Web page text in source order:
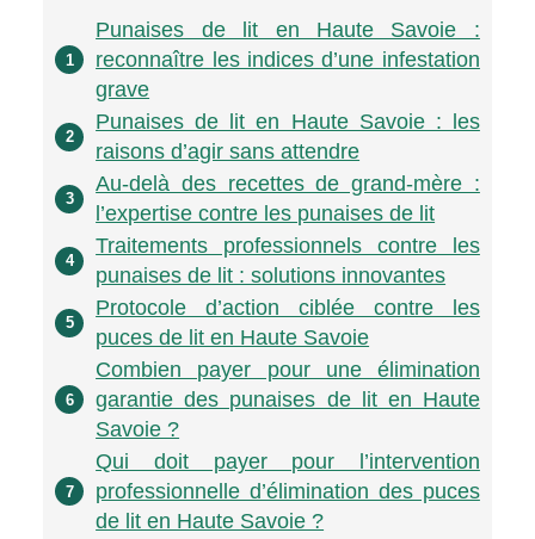
1
Punaises de lit en Haute Savoie :
reconnaître les indices d’une infestation
grave
2
Punaises de lit en Haute Savoie : les
raisons d’agir sans attendre
3
Au-delà des recettes de grand-mère :
l’expertise contre les punaises de lit
4
Traitements professionnels contre les
punaises de lit : solutions innovantes
5
Protocole d’action ciblée contre les
puces de lit en Haute Savoie
6
Combien payer pour une élimination
garantie des punaises de lit en Haute
Savoie ?
7
Qui doit payer pour l’intervention
professionnelle d’élimination des puces
de lit en Haute Savoie ?